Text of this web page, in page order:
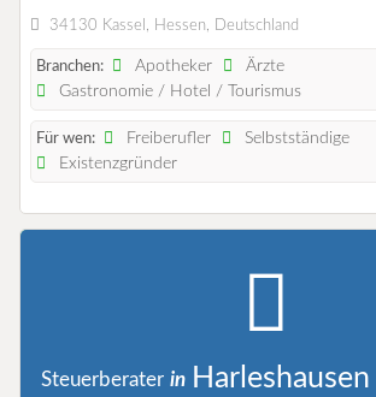
34130 Kassel, Hessen, Deutschland
Branchen: Apotheker
Ärzte
Gastronomie / Hotel / Tourismus
Für wen: Freiberufler
Selbstständige
Existenzgründer
Steuerberater in Harleshausen